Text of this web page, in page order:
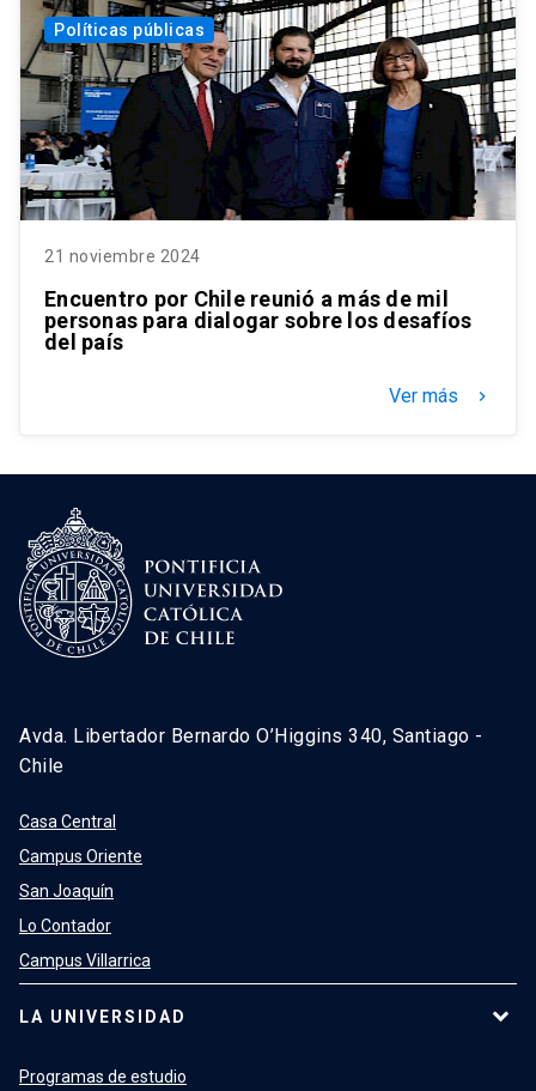
Políticas públicas
21 noviembre 2024
Encuentro por Chile reunió a más de mil
personas para dialogar sobre los desafíos
del país
Ver más keyboard_arrow_right
Avda. Libertador Bernardo O’Higgins 340, Santiago -
Chile
Casa Central
Campus Oriente
San Joaquín
Lo Contador
Campus Villarrica
LA UNIVERSIDAD
Programas de estudio